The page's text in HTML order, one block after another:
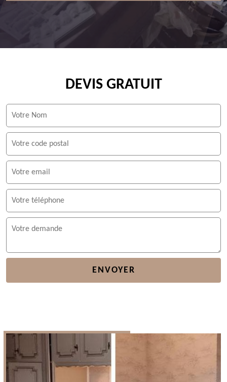
DEVIS GRATUIT